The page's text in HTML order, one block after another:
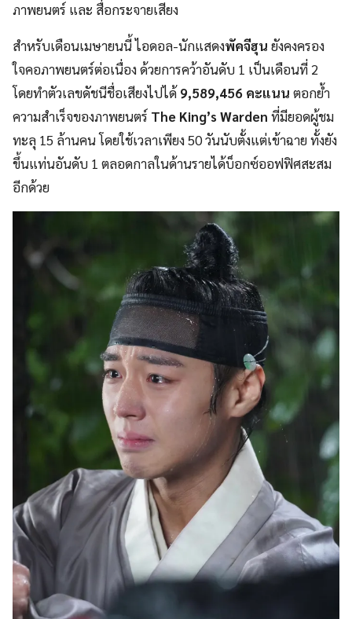
ภาพยนตร์ และ สื่อกระจายเสียง
สำหรับเดือนเมษายนนี้ ไอดอล-นักแสดงพัคจีฮุน ยังคงครอง
ใจคอภาพยนตร์ต่อเนื่อง ด้วยการคว้าอันดับ 1 เป็นเดือนที่ 2
โดยทำตัวเลขดัชนีชื่อเสียงไปได้ 9,589,456 คะแนน ตอกย้ำ
ความสำเร็จของภาพยนตร์ The King’s Warden ที่มียอดผู้ชม
ทะลุ 15 ล้านคน โดยใช้เวลาเพียง 50 วันนับตั้งแต่เข้าฉาย ทั้งยัง
ขึ้นแท่นอันดับ 1 ตลอดกาลในด้านรายได้บ็อกซ์ออฟฟิศสะสม
อีกด้วย